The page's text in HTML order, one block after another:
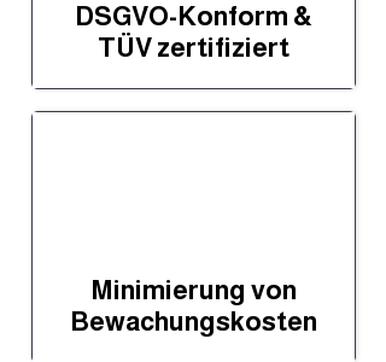
DSGVO-Konform &
TÜV zertifiziert
Minimierung von
Bewachungskosten